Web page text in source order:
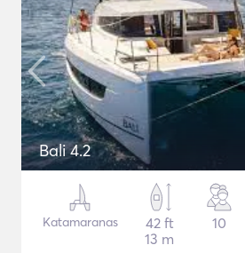
Bali 4.2
Katamaranas
42 ft
13 m
10